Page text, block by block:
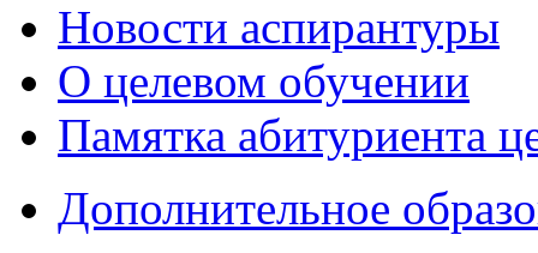
Новости аспирантуры
О целевом обучении
Памятка абитуриента
Дополнительное